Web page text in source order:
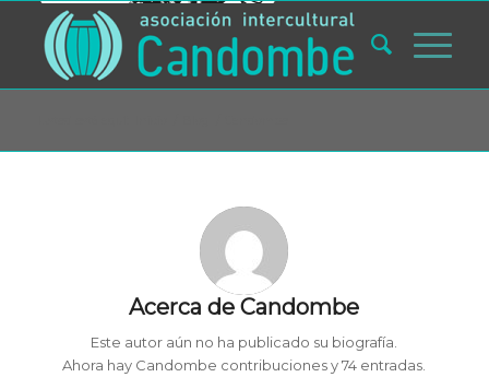
Acerca deCandombe
Este autor aún no ha publicado su biografía.
Ahora hay Candombe contribuciones y 74 entradas.